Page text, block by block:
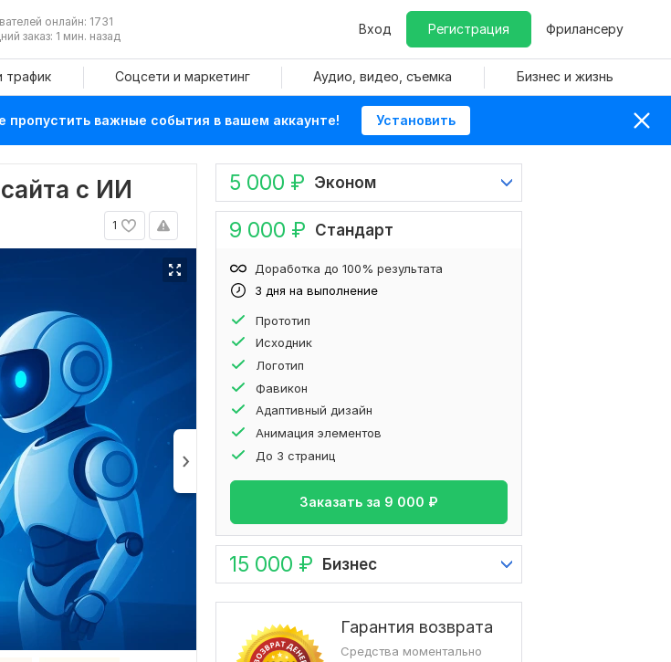
онлайн: 1731
заказ: 1 мин. назад
Вход Регистрация Фрилансеру
трафик Соцсети и маркетинг Аудио, видео, съемка Бизнес и жизнь
важные события в вашем аккаунте! Установить
с ИИ
1
5 000 ₽ Эконом
9 000 ₽ Стандарт
3 дня на выполнение
Доработка до 100% результата
Прототип
Исходник
Логотип
Фавикон
Адаптивный дизайн
Анимация элементов
До 3 страниц
Заказать за 9 000 ₽
15 000 ₽ Бизнес
Гарантия возврата
Средства моментально